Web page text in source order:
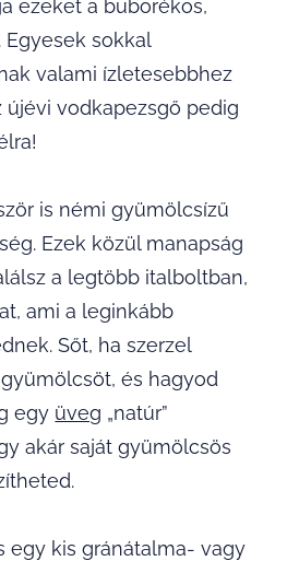
ezeket a buborékos,
sokkal
valami ízletesebbhez
újévi vodkapezsgő pedig
is némi gyümölcsízű
Ezek közül manapság
a legtöbb italboltban,
ami a leginkább
Sőt, ha szerzel
és hagyod
egy üveg „natúr”
akár saját gyümölcsös
egy kis gránátalma- vagy